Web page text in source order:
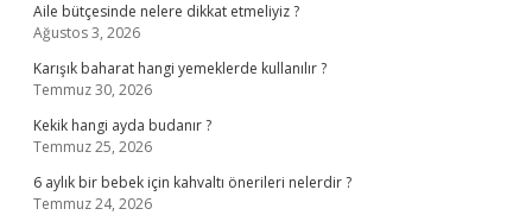
Aile bütçesinde nelere dikkat etmeliyiz ?
Ağustos 3, 2026
Karışık baharat hangi yemeklerde kullanılır ?
Temmuz 30, 2026
Kekik hangi ayda budanır ?
Temmuz 25, 2026
6 aylık bir bebek için kahvaltı önerileri nelerdir ?
Temmuz 24, 2026